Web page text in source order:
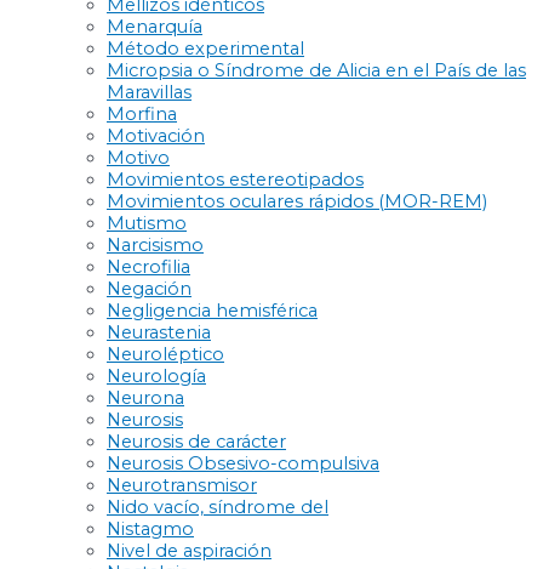
Mellizos idénticos
Menarquía
Método experimental
Micropsia o Síndrome de Alicia en el País de las
Maravillas
Morfina
Motivación
Motivo
Movimientos estereotipados
Movimientos oculares rápidos (MOR-REM)
Mutismo
Narcisismo
Necrofilia
Negación
Negligencia hemisférica
Neurastenia
Neuroléptico
Neurología
Neurona
Neurosis
Neurosis de carácter
Neurosis Obsesivo-compulsiva
Neurotransmisor
Nido vacío, síndrome del
Nistagmo
Nivel de aspiración